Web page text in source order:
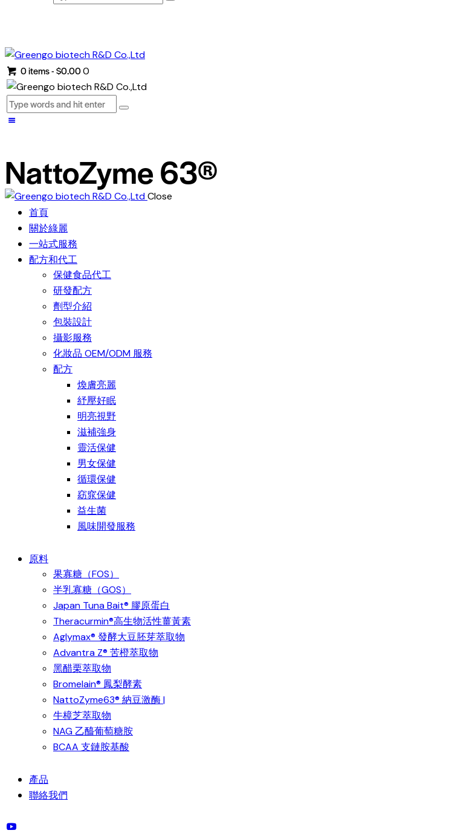
0 items- $0.000
NattoZyme 63®
Close
首頁
關於綠麗
一站式服務
配方和代工
保健食品代工
研發配方
劑型介紹
包裝設計
攝影服務
化妝品 OEM/ODM 服務
配方
煥膚亮麗
紓壓好眠
明亮視野
滋補強身
靈活保健
男女保健
循環保健
窈窕保健
益生菌
風味開發服務
原料
果寡糖（FOS）
半乳寡糖（GOS）
Japan Tuna Bait® 膠原蛋白
Theracurmin®高生物活性薑黃素
Aglymax® 發酵大豆胚芽萃取物
Advantra Z® 苦橙萃取物
黑醋栗萃取物
Bromelain® 鳳梨酵素
NattoZyme63® 納豆激酶 |
牛樟芝萃取物
NAG 乙醯葡萄糖胺
BCAA 支鏈胺基酸
產品
聯絡我們
facebook-
instagram
youtube2